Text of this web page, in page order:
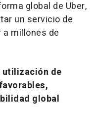
global de Uber,
un servicio de
millones de
utilización de
global